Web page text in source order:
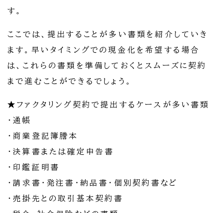
す。
ここでは、提出することが多い書類を紹介していき
ます。早いタイミングでの現金化を希望する場合
は、これらの書類を準備しておくとスムーズに契約
まで進むことができるでしょう。
★ファクタリング契約で提出するケースが多い書類
・通帳
・商業登記簿謄本
・決算書または確定申告書
・印鑑証明書
・請求書・発注書・納品書・個別契約書など
・売掛先との取引基本契約書